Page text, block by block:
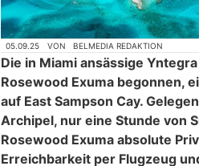
05.09.25 VON BELMEDIA REDAKTION
Die in Miami ansässige
Rosewood Exuma begonnen,
auf East Sampson Cay.
Archipel, nur eine Stunde von
Rosewood Exuma absolute
Erreichbarkeit per Flugzeug